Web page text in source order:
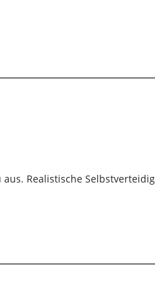
Realistische